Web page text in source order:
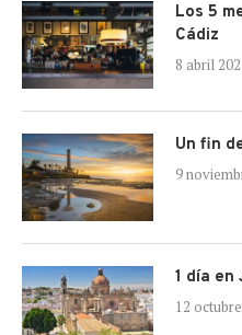
Los 5
Cádiz
8 abril
Un fin
9
1 día en
12